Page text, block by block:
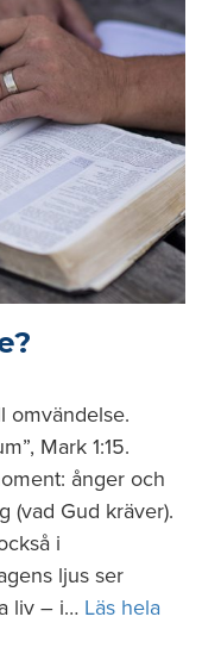
omvändelse.
Mark 1:15.
ånger och
(vad Gud kräver).
i
ljus ser
liv – i… Läs hela